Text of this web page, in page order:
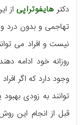
دکترهایفوتراپیاز
تهاجمی و بدون درد
نیست و افراد می
روزانه خود ادامه
وجود دارد که اگر
توانند به زودی
قبل از انجام این